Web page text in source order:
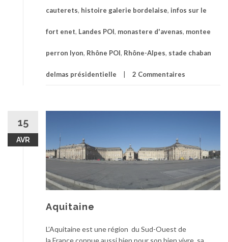
cauterets, histoire galerie bordelaise, infos sur le
fort enet, Landes POI, monastere d'avenas, montee
perron lyon, Rhône POI, Rhône-Alpes, stade chaban
delmas présidentielle 2 Commentaires
15
AVR
Aquitaine
L’Aquitaine est une région du Sud-Ouest de
la France connue aussi bien pour son bien vivre, sa